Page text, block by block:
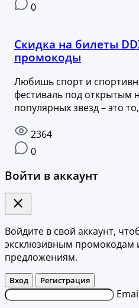
0
Скидка на билеты
промокоды
Любишь спорт и
фестиваль под открытым
популярных звезд – это
2364
0
Войти в аккаунт
Войдите в свой аккаунт,
эксклюзивным промокодам
предложениям.
Вход Регистрация